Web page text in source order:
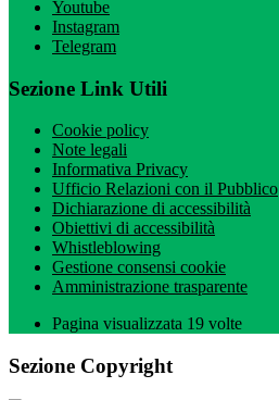
Youtube
Instagram
Telegram
Sezione Link Utili
Cookie policy
Note legali
Informativa Privacy
Ufficio Relazioni con il Pubblico
Dichiarazione di accessibilità
Obiettivi di accessibilità
Whistleblowing
Gestione consensi cookie
Amministrazione trasparente
Pagina visualizzata 19 volte
Sezione Copyright